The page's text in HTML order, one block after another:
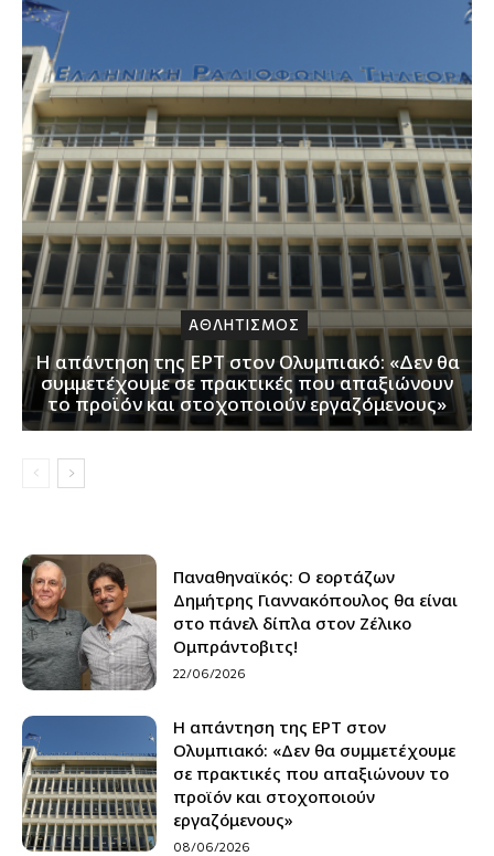
ΑΘΛΗΤΙΣΜΟΣ
Η απάντηση της ΕΡΤ στον Ολυμπιακό: «Δεν θα
συμμετέχουμε σε πρακτικές που απαξιώνουν
το προϊόν και στοχοποιούν εργαζόμενους»
Παναθηναϊκός: Ο εορτάζων
Δημήτρης Γιαννακόπουλος θα είναι
στο πάνελ δίπλα στον Ζέλικο
Ομπράντοβιτς!
22/06/2026
Η απάντηση της ΕΡΤ στον
Ολυμπιακό: «Δεν θα συμμετέχουμε
σε πρακτικές που απαξιώνουν το
προϊόν και στοχοποιούν
εργαζόμενους»
08/06/2026